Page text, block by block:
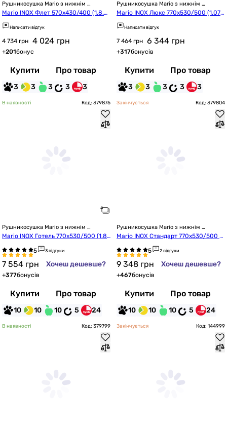
Рушникосушка Mario з нижнім
підключенням
Mario INOX Флет 570x430/400 (1.8.0
44562.P)
Написати відгук
4 734 грн 4 024 грн
+201бонус
Купити Про товар
3 3 3 3 3
Рушникосушка Mario з нижнім
підключенням
Mario INOX Люкс 770x530/500 (1.07
4.044578.0)
Написати відгук
7 464 грн 6 344 грн
+317бонусів
Купити Про товар
3 3 3 3 3
В наявності Код: 379876
Рушникосушка Mario з нижнім
підключенням
Mario INOX Готель 770x530/500 (1.8.
3 відгуки
7 554 грн Хочеш дешевше?
+377бонусів
Купити Про товар
10 10 10 5 24
Закінчується Код: 379804
Рушникосушка Mario з нижнім
підключенням
Mario INOX Стандарт 770x530/500 ч
орний матовий (1.075.048837.BM)
2 відгуки
9 348 грн Хочеш дешевше?
+467бонусів
Купити Про товар
10 10 10 5 24
В наявності Код: 379799 Закінчується Код: 144999